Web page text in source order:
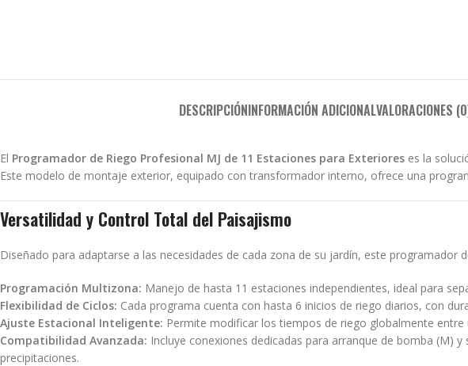
DESCRIPCIÓNINFORMACIÓN ADICIONALVALORACIONES
El Programador de Riego Profesional MJ de 11 Estaciones para Exteriores es la
Este modelo de montaje exterior, equipado con transformador interno, ofrece una
Versatilidad y Control Total del Paisajismo
Diseñado para adaptarse a las necesidades de cada zona de su jardín, este programador
Programación Multizona: Manejo de hasta 11 estaciones independientes, ideal para
Flexibilidad de Ciclos: Cada programa cuenta con hasta 6 inicios de riego diarios, con
Ajuste Estacional Inteligente: Permite modificar los tiempos de riego globalmente entre
Compatibilidad Avanzada: Incluye conexiones dedicadas para arranque de bomba (M)
precipitaciones.